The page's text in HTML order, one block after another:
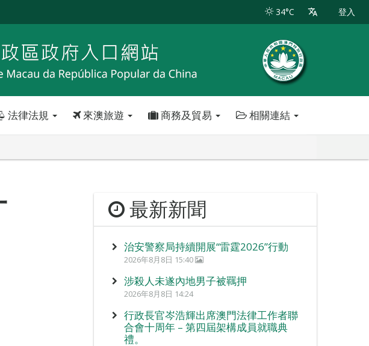
34°C 登入
法律法規 來澳旅遊 商務及貿易 相關連結
最新新聞
治安警察局持續開展“雷霆2026”行動
2026年8月8日 15:40
涉殺人未遂內地男子被羈押
2026年8月8日 14:24
行政長官岑浩輝出席澳門法律工作者聯
合會十周年 – 第四屆架構成員就職典
禮。